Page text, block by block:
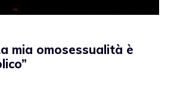
mia omosessualità è